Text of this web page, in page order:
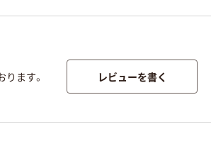
ます。 レビューを書く